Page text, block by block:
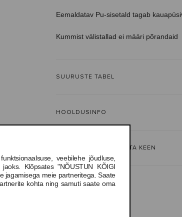
veebilehe jõudluse,
Klõpsates "NÕUSTUN KÕIGI
jagamisega meie partneritega. Saate
kohta ning samuti saate oma
Eemaldatav Pu-sisetald tagab
Kummist välistallad ei määri põrandaid
SUURUSTE TABEL
HOOLDUSINFO
INFORMATSIOON KOHTA KEEN